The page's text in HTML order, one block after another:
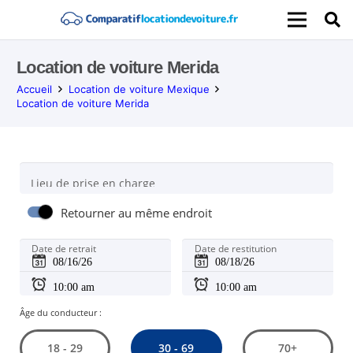
Location de voiture Merida
Accueil
Location de voiture Mexique
Location de voiture Merida
Lieu de prise en charge
Retourner au même endroit
Date de retrait Date de restitution
Âge du conducteur :
18 - 29 30 - 69 70+